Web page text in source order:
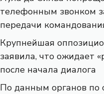
телефонным звонком
передачи
Крупнейшая
заявила, что ожидает
после начала диалога
По данным органов по